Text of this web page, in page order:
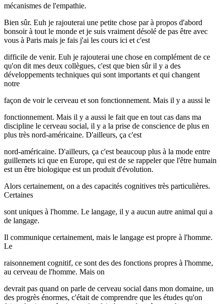
mécanismes de l'empathie.
Bien sûr. Euh je rajouterai une petite chose par à propos d'abord
bonsoir à tout le monde et je suis vraiment désolé de pas être avec
vous à Paris mais je fais j'ai les cours ici et c'est
difficile de venir. Euh je rajouterai une chose en complément de ce
qu'on dit mes deux collègues, c'est que bien sûr il y a des
développements techniques qui sont importants et qui changent
notre
façon de voir le cerveau et son fonctionnement. Mais il y a aussi le
fonctionnement. Mais il y a aussi le fait que en tout cas dans ma
discipline le cerveau social, il y a la prise de conscience de plus en
plus très nord-américaine. D'ailleurs, ça c'est
nord-américaine. D'ailleurs, ça c'est beaucoup plus à la mode entre
guillemets ici que en Europe, qui est de se rappeler que l'être humain
est un être biologique est un produit d'évolution.
Alors certainement, on a des capacités cognitives très particulières.
Certaines
sont uniques à l'homme. Le langage, il y a aucun autre animal qui a
de langage.
Il communique certainement, mais le langage est propre à l'homme.
Le
raisonnement cognitif, ce sont des des fonctions propres à l'homme,
au cerveau de l'homme. Mais on
devrait pas quand on parle de cerveau social dans mon domaine, un
des progrès énormes, c'était de comprendre que les études qu'on